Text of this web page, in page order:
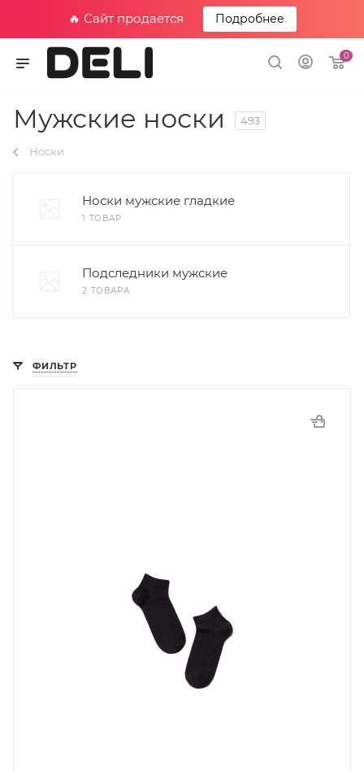
🔥 Сайт продается Подробнее
0
Мужские носки 493
Носки
Носки мужские гладкие
1 ТОВАР
Подследники мужские
2 ТОВАРА
ФИЛЬТР